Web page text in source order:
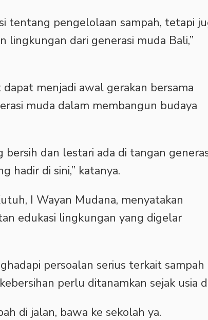
tentang pengelolaan sampah, tetapi
lingkungan dari generasi muda Bali,”
menjadi awal gerakan bersama
muda dalam membangun budaya
bersih dan lestari ada di tangan
hadir di sini,” katanya.
I Wayan Mudana, menyatakan
edukasi lingkungan yang digelar
persoalan serius terkait sampah
perlu ditanamkan sejak usia
di jalan, bawa ke sekolah ya.